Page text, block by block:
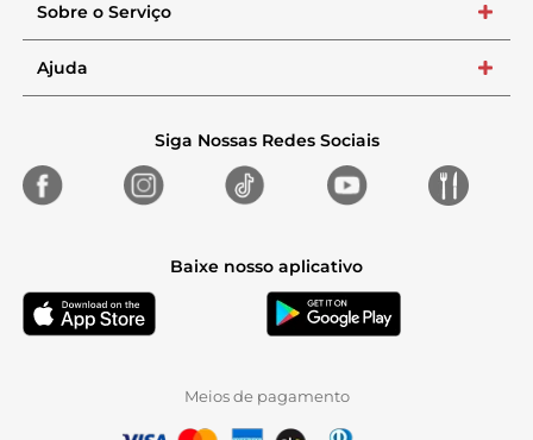
Sobre o Serviço +
Ajuda +
Siga Nossas Redes Sociais
Baixe nosso aplicativo
Meios de pagamento